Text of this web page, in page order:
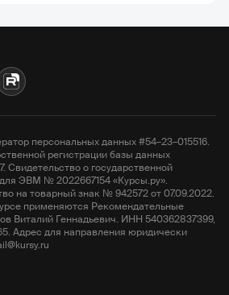
персональных данных #54–23–015516.
регистрации базы данных
Свидетельство о государственной
ЭВМ № 2022667154 «Курсы.ру».
на товарный знак № 942572 от 07.09.2022.
применяются Рекомендательные
Виталий Геннадьевич. ИНН 540362837399,
Адрес для направления юридически